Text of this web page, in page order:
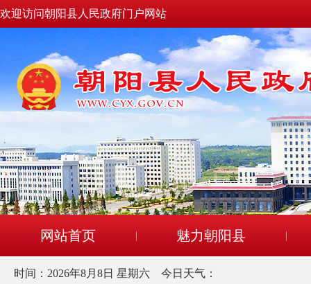
欢迎访问朝阳县人民政府门户网站
网站首页 魅力朝阳县
时间： 2026年8月8日 星期六 今日天气：